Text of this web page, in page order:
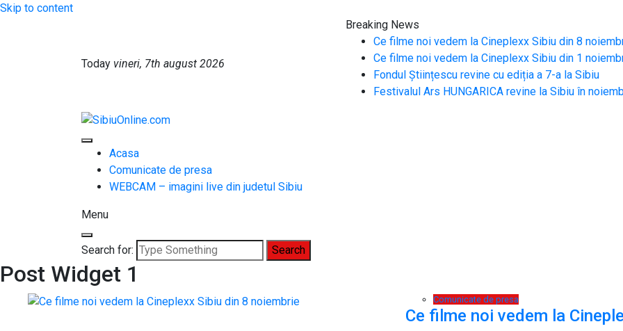
Skip to content
Today vineri, 7th august 2026
Breaking News
Ce filme noi vedem la Cineplexx Sibiu din 8
Ce filme noi vedem la Cineplexx Sibiu din 1
Fondul Științescu revine cu ediția a 7-a la Sibiu
Festivalul Ars HUNGARICA revine la Sibiu în
… locatii si evenimente din Sibiu!!!
Acasa
Comunicate de presa
WEBCAM – imagini live din judetul Sibiu
Menu
Search for:
Post Widget 1
Comunicate de presa
Ce filme noi vedem la